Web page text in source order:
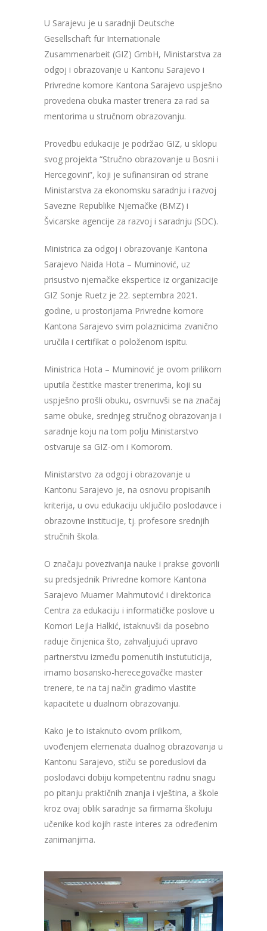
U Sarajevu je u saradnji Deutsche
Gesellschaft für Internationale
Zusammenarbeit (GIZ) GmbH, Ministarstva za
odgoj i obrazovanje u Kantonu Sarajevo i
Privredne komore Kantona Sarajevo uspješno
provedena obuka master trenera za rad sa
mentorima u stručnom obrazovanju.
Provedbu edukacije je podržao GIZ, u sklopu
svog projekta “Stručno obrazovanje u Bosni i
Hercegovini”, koji je sufinansiran od strane
Ministarstva za ekonomsku saradnju i razvoj
Savezne Republike Njemačke (BMZ) i
Švicarske agencije za razvoj i saradnju (SDC).
Ministrica za odgoj i obrazovanje Kantona
Sarajevo Naida Hota – Muminović, uz
prisustvo njemačke ekspertice iz organizacije
GIZ Sonje Ruetz je 22. septembra 2021.
godine, u prostorijama Privredne komore
Kantona Sarajevo svim polaznicima zvanično
uručila i certifikat o položenom ispitu.
Ministrica Hota – Muminović je ovom prilikom
uputila čestitke master trenerima, koji su
uspješno prošli obuku, osvrnuvši se na značaj
same obuke, srednjeg stručnog obrazovanja i
saradnje koju na tom polju Ministarstvo
ostvaruje sa GIZ-om i Komorom.
Ministarstvo za odgoj i obrazovanje u
Kantonu Sarajevo je, na osnovu propisanih
kriterija, u ovu edukaciju uključilo poslodavce i
obrazovne institucije, tj. profesore srednjih
stručnih škola.
O značaju povezivanja nauke i prakse govorili
su predsjednik Privredne komore Kantona
Sarajevo Muamer Mahmutović i direktorica
Centra za edukaciju i informatičke poslove u
Komori Lejla Halkić, istaknuvši da posebno
raduje činjenica što, zahvaljujući upravo
partnerstvu između pomenutih instututicija,
imamo bosansko-herecegovačke master
trenere, te na taj način gradimo vlastite
kapacitete u dualnom obrazovanju.
Kako je to istaknuto ovom prilikom,
uvođenjem elemenata dualnog obrazovanja u
Kantonu Sarajevo, stiču se poreduslovi da
poslodavci dobiju kompetentnu radnu snagu
po pitanju praktičnih znanja i vještina, a škole
kroz ovaj oblik saradnje sa firmama školuju
učenike kod kojih raste interes za određenim
zanimanjima.